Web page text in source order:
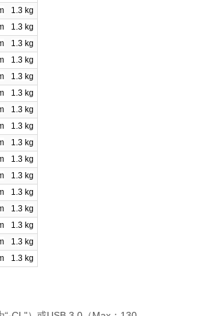
1.3 kg
1.3 kg
1.3 kg
1.3 kg
1.3 kg
1.3 kg
1.3 kg
1.3 kg
1.3 kg
1.3 kg
1.3 kg
1.3 kg
1.3 kg
1.3 kg
1.3 kg
1.3 kg